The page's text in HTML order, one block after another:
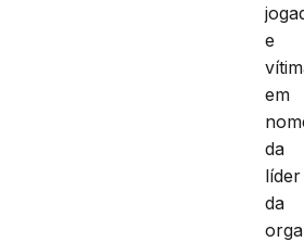
e
em
da
líder
da